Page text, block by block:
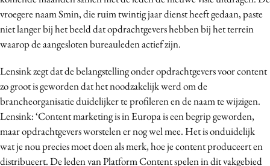
Digital transformation
Diversiteit
Effectiviteit
Influencer marketing
Interne communicatie
Martech
Media
Merkstrategie
vroegere naam Smin, die ruim twintig jaar dienst heeft gedaan, paste
niet langer bij het beeld dat opdrachtgevers hebben bij het terrein
waarop de aangesloten bureauleden actief zijn.
Lensink zegt dat de belangstelling onder opdrachtgevers voor content
zo groot is geworden dat het noodzakelijk werd om de
brancheorganisatie duidelijker te profileren en de naam te wijzigen.
Lensink: ‘Content marketing is in Europa is een begrip geworden,
maar opdrachtgevers worstelen er nog wel mee. Het is onduidelijk
wat je nou precies moet doen als merk, hoe je content produceert en
distribueert. De leden van Platform Content spelen in dit vakgebied